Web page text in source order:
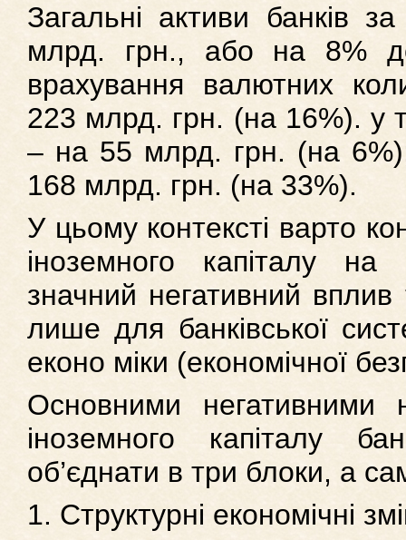
Загальні активи банків
млрд. грн., або на 8%
врахування валютних
223 млрд. грн. (на 16%). у
– на 55 млрд. грн. (на
168 млрд. грн. (на 33%).
У цьому контексті варто
іноземного капіталу
значний негативний
лише для банківської
еконо міки (економічної
Основними негативними
іноземного капіталу
об’єднати в три блоки, а
1. Структурні економічні